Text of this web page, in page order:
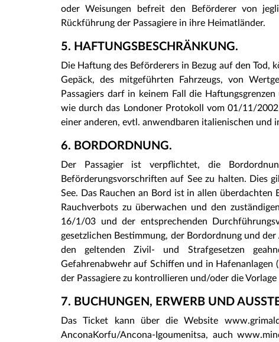
oder Weisungen befreit den Beförderer von
Rückführung der Passagiere in ihre Heimatländer.
5. HAFTUNGSBESCHRÄNKUNG.
Die Haftung des Beförderers in Bezug auf den Tod,
Gepäck, des mitgeführten Fahrzeugs, von
Passagiers darf in keinem Fall die
wie durch das Londoner Protokoll vom 01/11/
einer anderen, evtl. anwendbaren italienischen und
6. BORDORDNUNG.
Der Passagier ist verpflichtet, die
Beförderungsvorschriften auf See zu halten. Dies
See. Das Rauchen an Bord ist in allen
Rauchverbots zu überwachen und den
16/1/03 und der entsprechenden
gesetzlichen Bestimmung, der Bordordnung und
den geltenden Zivil- und Strafgesetzen
Gefahrenabwehr auf Schiffen und in Hafenanlagen
der Passagiere zu kontrollieren und/oder die
7. BUCHUNGEN, ERWERB UND
Das Ticket kann über die Website
AnconaKorfu/Ancona-Igoumenitsa, auch